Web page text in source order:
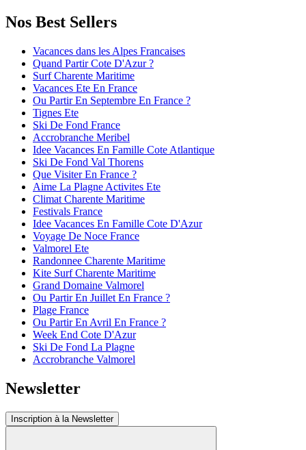
Nos Best Sellers
Vacances dans les Alpes Francaises
Quand Partir Cote D'Azur ?
Surf Charente Maritime
Vacances Ete En France
Ou Partir En Septembre En France ?
Tignes Ete
Ski De Fond France
Accrobranche Meribel
Idee Vacances En Famille Cote Atlantique
Ski De Fond Val Thorens
Que Visiter En France ?
Aime La Plagne Activites Ete
Climat Charente Maritime
Festivals France
Idee Vacances En Famille Cote D'Azur
Voyage De Noce France
Valmorel Ete
Randonnee Charente Maritime
Kite Surf Charente Maritime
Grand Domaine Valmorel
Ou Partir En Juillet En France ?
Plage France
Ou Partir En Avril En France ?
Week End Cote D'Azur
Ski De Fond La Plagne
Accrobranche Valmorel
Newsletter
Inscription à la Newsletter